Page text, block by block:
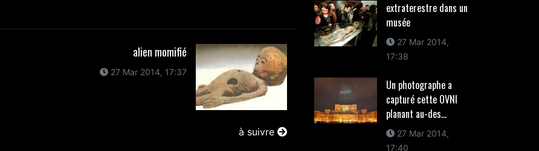
alien momifié
27 Mar 2014, 17:37
à suivre
extraterestre dans un
musée
27 Mar 2014,
17:38
Un photographe a
capturé cette OVNI
planant au-des...
27 Mar 2014,
17:40